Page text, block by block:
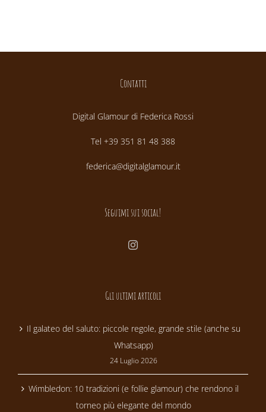
Contatti
Digital Glamour di Federica Rossi
Tel +39 351 81 48 388
federica@digitalglamour.it
Seguimi sui social!
Gli ultimi articoli
Il galateo del saluto: piccole regole, grande stile (anche su
Whatsapp)
24 Luglio 2026
Wimbledon: 10 tradizioni (e follie glamour) che rendono il
torneo più elegante del mondo